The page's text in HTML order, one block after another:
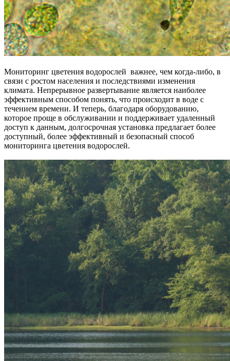
Мониторинг цветения водорослей важнее, чем когда-либо, в
связи с ростом населения и последствиями изменения
климата. Непрерывное развертывание является наиболее
эффективным способом понять, что происходит в воде с
течением времени. И теперь, благодаря оборудованию,
которое проще в обслуживании и поддерживает удаленный
доступ к данным, долгосрочная установка предлагает более
доступный, более эффективный и безопасный способ
мониторинга цветения водорослей.